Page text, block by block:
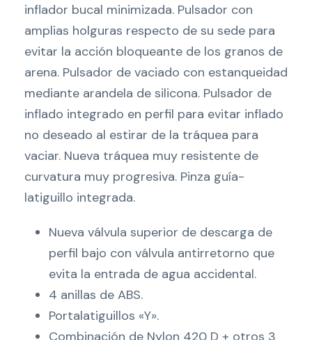
inflador bucal minimizada. Pulsador con
amplias holguras respecto de su sede para
evitar la acción bloqueante de los granos de
arena. Pulsador de vaciado con estanqueidad
mediante arandela de silicona. Pulsador de
inflado integrado en perfil para evitar inflado
no deseado al estirar de la tráquea para
vaciar. Nueva tráquea muy resistente de
curvatura muy progresiva. Pinza guía-
latiguillo integrada.
Nueva válvula superior de descarga de
perfil bajo con válvula antirretorno que
evita la entrada de agua accidental.
4 anillas de ABS.
Portalatiguillos «Y».
Combinación de Nylon 420 D + otros 3